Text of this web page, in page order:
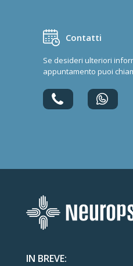
Contatti
Se desideri ulteriori
appuntamento puoi
IN BREVE: